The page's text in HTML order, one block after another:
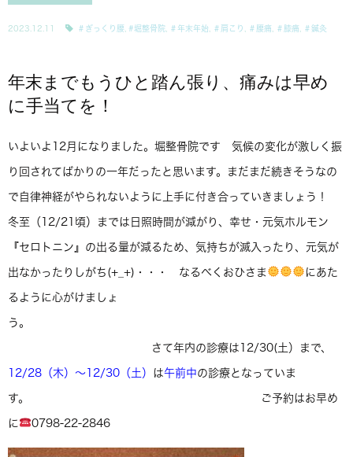
2023.12.11 ＃ぎっくり腰 #堀整骨院 ＃年末年始 ＃肩こり ＃腰痛 ＃膝痛 ＃鍼灸
年末までもうひと踏ん張り、痛みは早め
に手当てを！
いよいよ12月になりました。堀整骨院です 気候の変化が激しく振
り回されてばかりの一年だったと思います。まだまだ続きそうなの
で自律神経がやられないように上手に付き合っていきましょう！
冬至（12/21頃）までは日照時間が減がり、幸せ・元気ホルモン
『セロトニン』の出る量が減るため、気持ちが滅入ったり、元気が
出なかったりしがち(+_+)・・・ なるべくおひさま にあた
るように心がけましょ
う。
さて年内の診療は12/30(土）まで、
12/28（木）〜12/30（土） は午前中の診療となっていま
す。 ご予約はお早め
に 0798-22-2846